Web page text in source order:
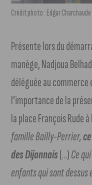
Crédit photo : Edgar Charchaude
Présente lors du
manège, Nadjoua
déléguée au
l’importance de la
la place François Rude
famille Bailly-Perrier,
des Dijonnais(…)Ce
enfants qui sont